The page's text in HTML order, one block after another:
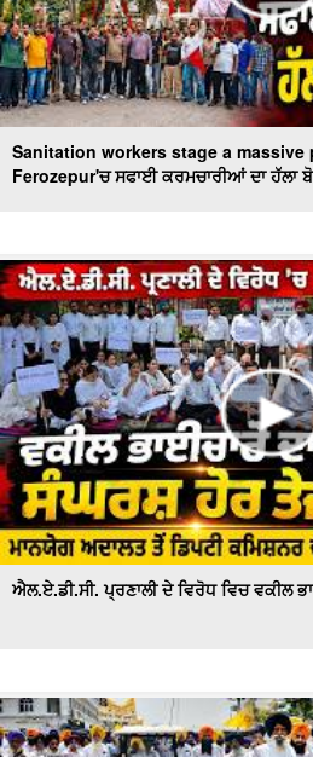
Sanitation workers stage a
Ferozepur'ਚ ਸਫਾਈ ਕਰਮਚਾਰੀਆਂ ਦਾ ਹੱਲਾ
ਐਲ.ਏ.ਡੀ.ਸੀ. ਪ੍ਰਣਾਲੀ ਦੇ ਵਿਰੋਧ ਵਿਚ ਵਕੀਲ